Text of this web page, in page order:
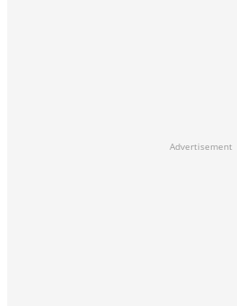
Advertisement